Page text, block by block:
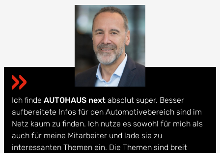
Ich finde AUTOHAUS next absolut super. Besser
aufbereitete Infos für den Automotivebereich sind im
Netz kaum zu finden. Ich nutze es sowohl für mich als
auch für meine Mitarbeiter und lade sie zu
interessanten Themen ein. Die Themen sind breit